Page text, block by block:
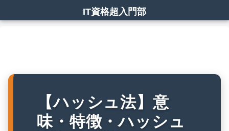
IT資格超入門部
【ハッシュ法】意
味・特徴・ハッシュ